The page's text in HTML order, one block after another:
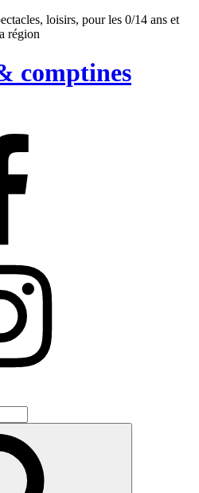
loisirs, pour les 0/14 ans et
région